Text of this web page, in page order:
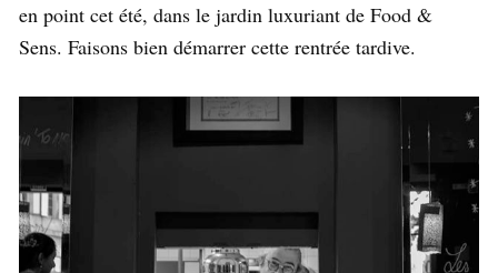
en point cet été, dans le jardin luxuriant de Food &
Sens. Faisons bien démarrer cette rentrée tardive.